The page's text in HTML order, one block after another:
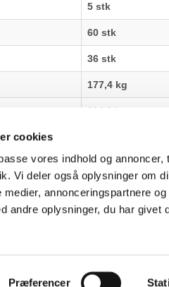
cookies
vores indhold og
Vi deler også oplysninger om
annonceringspartnere
andre oplysninger, du har givet
Præferencer
5 stk
60 stk
36 stk
177,4 kg
114,6 kg
Aarhus
33B, 8381 Tilst